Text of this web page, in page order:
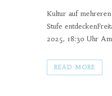
Kultur auf
Stufe
2025, 18:30 Uhr
READ MORE